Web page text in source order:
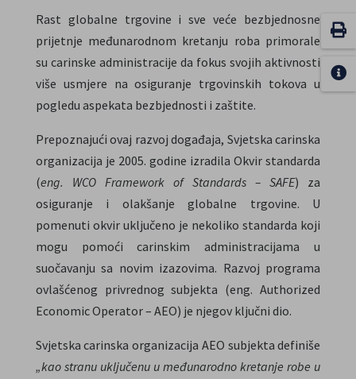
Rast globalne trgovine i sve veće bezbjednosne
prijetnje međunarodnom kretanju roba primorale
su carinske administracije da fokus svojih aktivnosti
više usmjere na osiguranje trgovinskih tokova u
pogledu aspekata bezbjednosti i zaštite.
Prepoznajući ovaj razvoj događaja, Svjetska carinska
organizacija je 2005. godine izradila Okvir standarda
(eng. WCO Framework of Standards – SAFE) za
osiguranje i olakšanje globalne trgovine. U
pomenuti okvir uključeno je nekoliko standarda koji
mogu pomoći carinskim administracijama u
suočavanju sa novim izazovima. Razvoj programa
ovlašćenog privrednog subjekta (eng. Authorized
Economic Operator – AEO) je njegov ključni dio.
Svjetska carinska organizacija AEO subjekta definiše
„kao stranu uključenu u međunarodno kretanje robe u